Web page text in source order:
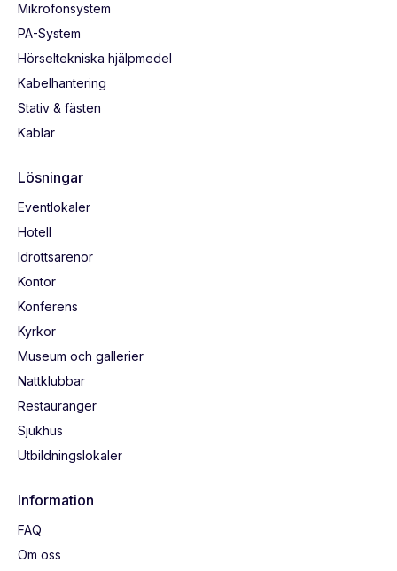
Mikrofonsystem
PA-System
Hörseltekniska hjälpmedel
Kabelhantering
Stativ & fästen
Kablar
Lösningar
Eventlokaler
Hotell
Idrottsarenor
Kontor
Konferens
Kyrkor
Museum och gallerier
Nattklubbar
Restauranger
Sjukhus
Utbildningslokaler
Information
FAQ
Om oss